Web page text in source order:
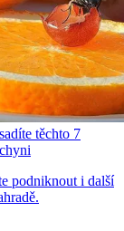
těchto 7
podniknout i další